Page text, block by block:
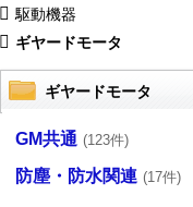
駆動機器
ギヤードモータ
ギヤードモータ
GM共通 (123件)
防塵・防水関連 (17件)